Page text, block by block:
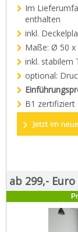
Kundenservice
Daten-Upload
Kontakt
Im
enthalten
inkl.
Maße: Ø 50 x
inkl. stabilem
optional:
B1
ab 299,- Euro